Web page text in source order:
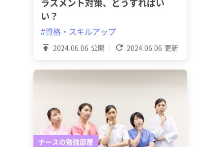
2024.06.06 公開 2024.06.06 更新
い？
#資格・スキルアップ
ナースの勉強部屋